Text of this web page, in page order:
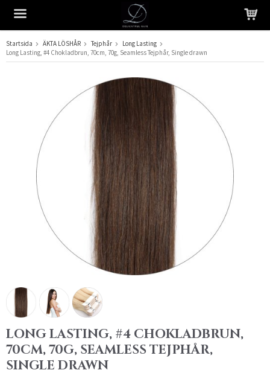
Produkten har blivit tillagd i varukorgen
Startsida ÄKTA LÖSHÅR Tejphår
Long Lasting
Long Lasting, #4 Chokladbrun, 70cm, 70g, Seamless Tejphår, Single drawn
LONG LASTING, #4 CHOKLADBRUN,
70CM, 70G, SEAMLESS TEJPHÅR,
SINGLE DRAWN